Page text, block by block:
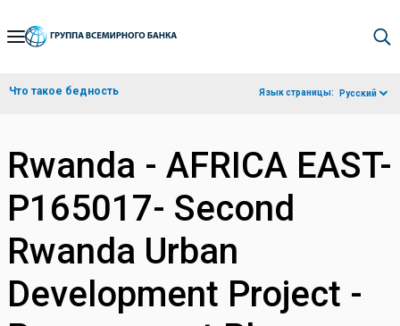
Skip
Navigation
Что такое бедность Язык страницы: Русский
Rwanda - AFRICA EAST-
P165017- Second
Rwanda Urban
Development Project -